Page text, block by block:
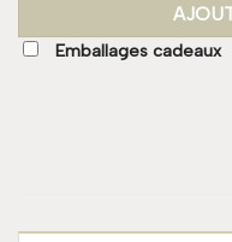
Emballages cadeaux